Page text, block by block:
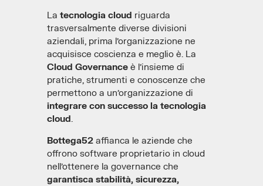
La tecnologia cloud riguarda
trasversalmente diverse divisioni
aziendali, prima l’organizzazione ne
acquisisce coscienza e meglio è. La
Cloud Governance è l’insieme di
pratiche, strumenti e conoscenze che
permettono a un’organizzazione di
integrare con successo la tecnologia
cloud.
Bottega52 affianca le aziende che
offrono software proprietario in cloud
nell’ottenere la governance che
garantisca stabilità, sicurezza,